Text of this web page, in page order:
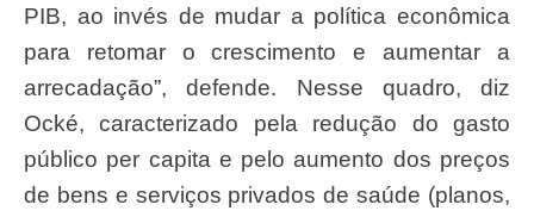
PIB, ao invés de mudar a política econômica
para retomar o crescimento e aumentar a
arrecadação”, defende. Nesse quadro, diz
Ocké, caracterizado pela redução do gasto
público per capita e pelo aumento dos preços
de bens e serviços privados de saúde (planos,